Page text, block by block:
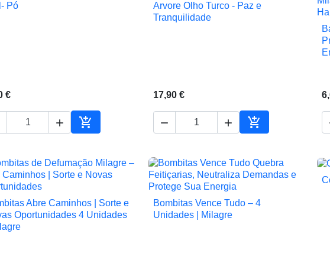
Pó
€
 
Adicionar ao carrinho
 Vista rápida
Arvore Olho Turco - Paz e
Tranquilidade
17,90 €
  
Adicionar ao
 Vista rápida
Abre Caminhos | Sorte e
Oportunidades 4 Unidades
 Vista rápida
Bombitas Vence Tudo – 4
Unidades | Milagre